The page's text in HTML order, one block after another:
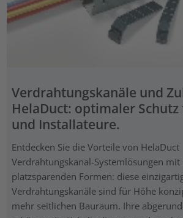
Verdrahtungskanäle und
HelaDuct: optimaler Schutz
und Installateure.
Entdecken Sie die Vorteile von HelaDuct
Verdrahtungskanal-Systemlösungen
platzsparenden Formen: diese
Verdrahtungskanäle sind für Höhe
mehr seitlichen Bauraum. Ihre